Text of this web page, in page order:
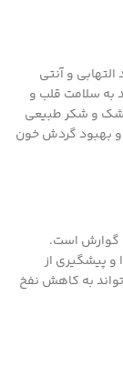
و آنتی
به سلامت قلب و
و شکر طبیعی
و بهبود گردش خون
گوارش است.
پیشگیری از
به کاهش نفخ